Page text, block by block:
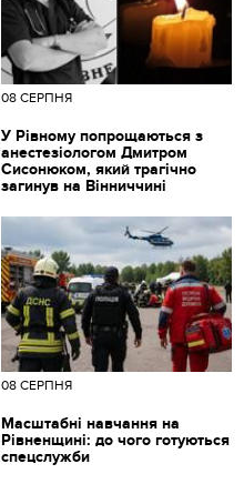
08 СЕРПНЯ
У Рівному попрощаються з
анестезіологом Дмитром
Сисонюком, який трагічно
загинув на Вінниччині
08 СЕРПНЯ
Масштабні навчання на
Рівненщині: до чого готуються
спецслужби